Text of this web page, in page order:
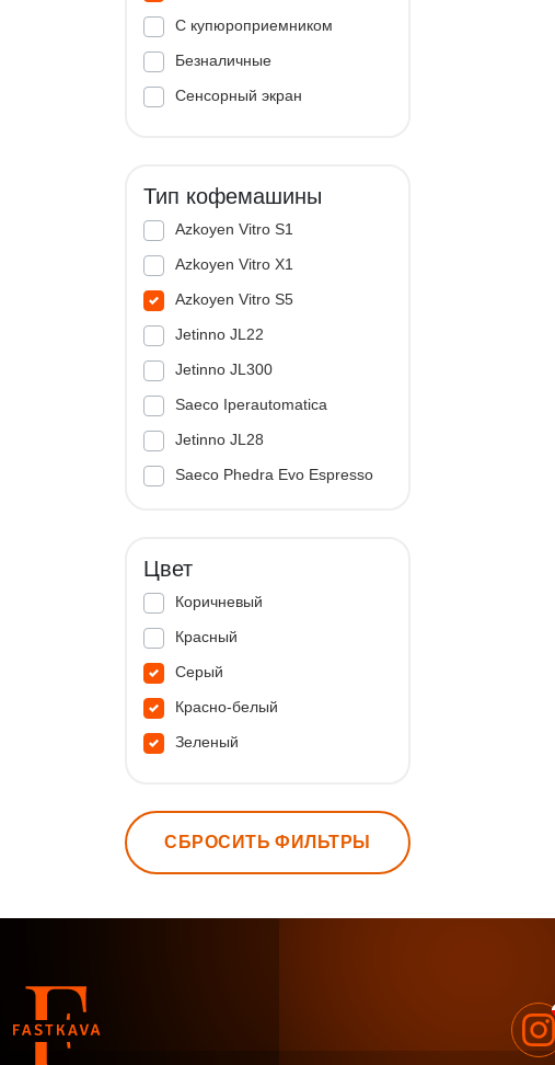
С купюроприемником
Безналичные
Сенсорный экран
Тип кофемашины
Azkoyen Vitro S1
Azkoyen Vitro X1
Azkoyen Vitro S5
Jetinno JL22
Jetinno JL300
Saeco Iperautomatica
Jetinno JL28
Saeco Phedra Evo Espresso
Цвет
Коричневый
Красный
Серый
Красно-белый
Зеленый
СБРОСИТЬ ФИЛЬТРЫ